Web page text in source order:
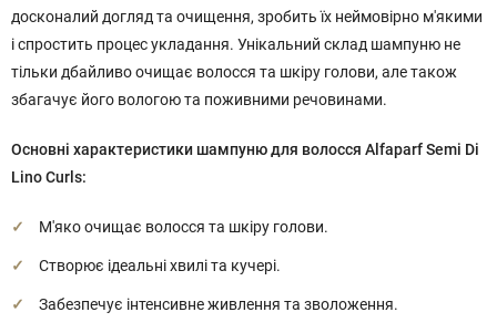
досконалий догляд та очищення, зробить їх неймовірно м'якими
і спростить процес укладання. Унікальний склад шампуню не
тільки дбайливо очищає волосся та шкіру голови, але також
збагачує його вологою та поживними речовинами.
Основні характеристики шампуню для волосся Alfaparf Semi Di
Lino Curls:
М'яко очищає волосся та шкіру голови.
Створює ідеальні хвилі та кучері.
Забезпечує інтенсивне живлення та зволоження.